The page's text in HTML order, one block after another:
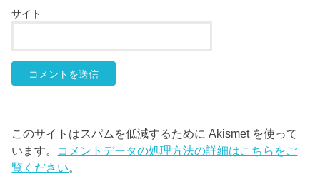
サイト
このサイトはスパムを低減するために Akismet を使って
います。 コメントデータの処理方法の詳細はこちらをご
覧ください。